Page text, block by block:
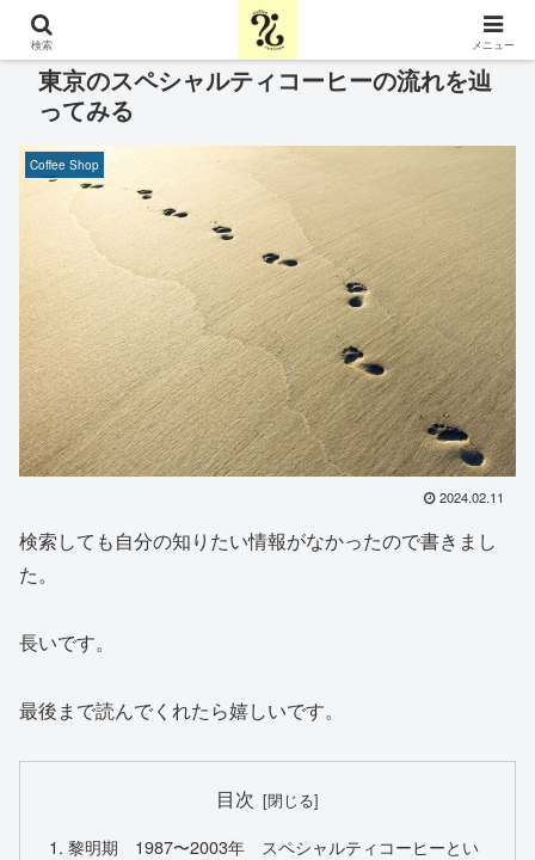
東京のスペシャルティコーヒーの流れを辿
ってみる
Coffee Shop
2024.02.11
検索しても自分の知りたい情報がなかったので書きまし
た。
長いです。
最後まで読んでくれたら嬉しいです。
目次
黎明期 1987〜2003年 スペシャルティコーヒーとい
検索 メニュー